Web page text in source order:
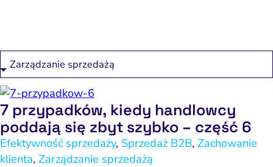
7 przypadków, kiedy handlowcy
poddają się zbyt szybko – część 6
Efektywność sprzedaży, Sprzedaż B2B, Zachowanie
klienta, Zarządzanie sprzedażą